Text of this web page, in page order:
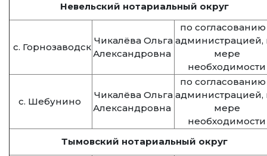
Невельский нотариальный округ
с. Горнозаводск
Чикалёва Ольга
Александровна
по согласованию
администрацией,
мере
необходимости
с. Шебунино
Чикалёва Ольга
Александровна
по согласованию
администрацией,
мере
необходимости
Тымовский нотариальный округ